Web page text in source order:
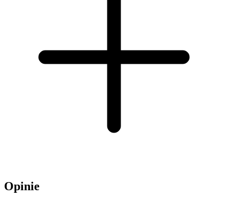
Opinie